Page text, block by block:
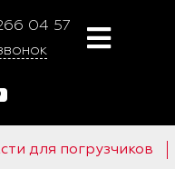
04 57
для погрузчиков